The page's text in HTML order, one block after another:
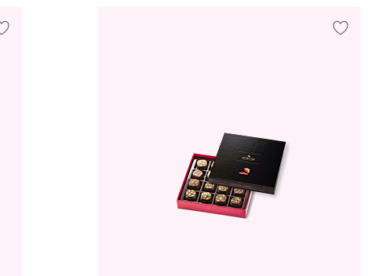
Ajouter à ma liste d'achats Ajouter